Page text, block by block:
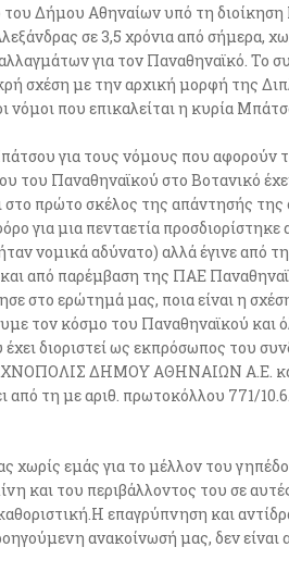
του Δήμου Αθηναίων υπό τη διοίκηση
σε 3,5 χρόνια από σήμερα,
για τον Παναθηναϊκό. Το
σχέση με την αρχική μορφή της
νόμοι που επικαλείται η κυρία
για τους νόμους που αφορούν
του Παναθηναϊκού στο Βοτανικό
πρώτο σκέλος της απάντησής της
για μια πενταετία προσδιορίστηκε
νομικά αδύνατο) αλλά έγινε από
από παρέμβαση της ΠΑΕ
στο ερώτημά μας, ποια είναι η
τον κόσμο του Παναθηναϊκού και
διοριστεί ως εκπρόσωπος του
ΔΗΜΟΥ ΑΘΗΝΑΙΩΝ Α.Ε.
τη με αριθ. πρωτοκόλλου 771/
χωρίς εμάς για το μέλλον του
και του περιβάλλοντος του σε
επαγρύπνηση και
ανακοίνωσή μας, δεν είναι